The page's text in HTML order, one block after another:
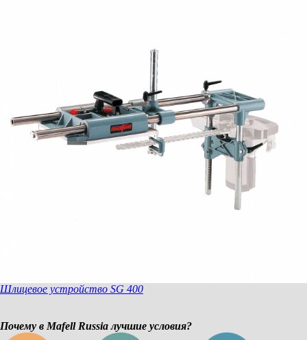
Шлицевое устройство SG 400
Почему в Mafell Russia лучшие условия?